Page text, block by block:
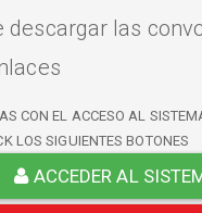
descargar las
CON EL ACCESO AL
LOS SIGUIENTES BOTONES
ACCEDER AL